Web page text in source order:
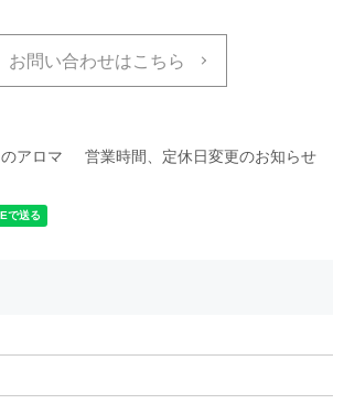
お問い合わせはこちら
アロマ 営業時間、定休日変更のお知らせ